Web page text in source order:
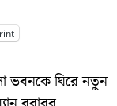
ভবনকে ঘিরে নতুন